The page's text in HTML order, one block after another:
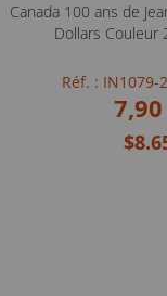
Canada 100 ans de
Dollars Couleur
Réf. : IN1079-